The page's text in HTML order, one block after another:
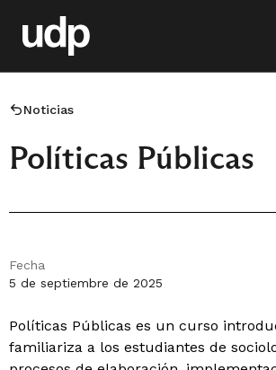
Noticias
Políticas Públicas
Fecha
5 de septiembre de 2025
Políticas Públicas es un curso
familiariza a los estudiantes de